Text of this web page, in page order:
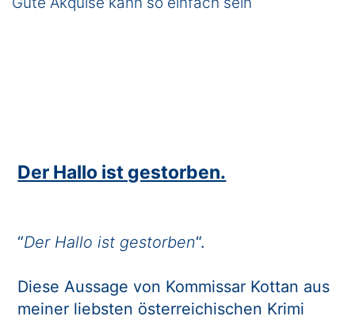
Der Hallo ist gestorben.
“Der Hallo ist gestorben“.
Diese Aussage von Kommissar Kottan aus
meiner liebsten österreichischen Krimi